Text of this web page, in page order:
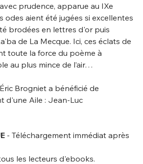
prudence, apparue au IXe
odes aient été jugées si excellentes
brodées en lettres d'or puis
de La Mecque. Ici, ces éclats de
toute la force du poème à
au plus mince de l’air…
Brogniet a bénéficié de
d'une Aile : Jean-Luc
- Téléchargement immédiat après
les lecteurs d'ebooks.